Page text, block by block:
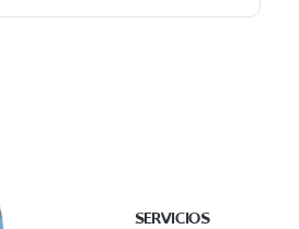
SERVICIOS